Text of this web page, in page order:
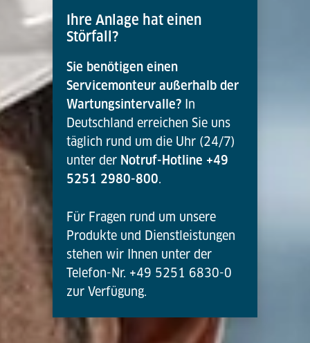
Ihre Anlage hat einen
Störfall?
Sie benötigen einen
Servicemonteur außerhalb der
Wartungsintervalle? In
Deutschland erreichen Sie uns
täglich rund um die Uhr (24/7)
unter der Notruf-Hotline +49
5251 2980-800.
Für Fragen rund um unsere
Produkte und Dienstleistungen
stehen wir Ihnen unter der
Telefon-Nr. +49 5251 6830-0
zur Verfügung.